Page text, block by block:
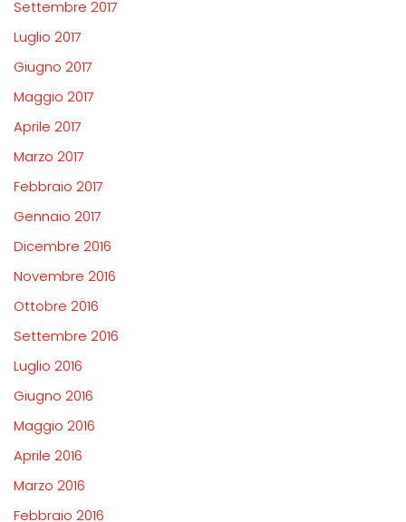
Settembre 2017
Luglio 2017
Giugno 2017
Maggio 2017
Aprile 2017
Marzo 2017
Febbraio 2017
Gennaio 2017
Dicembre 2016
Novembre 2016
Ottobre 2016
Settembre 2016
Luglio 2016
Giugno 2016
Maggio 2016
Aprile 2016
Marzo 2016
Febbraio 2016